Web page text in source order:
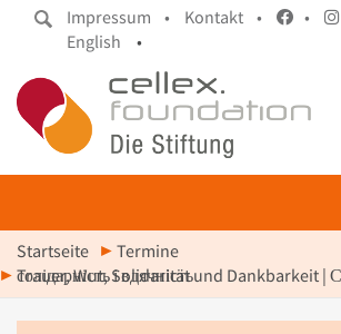
Impressum • Kontakt • •
English
•
Startseite
Termine
Trauer, Wut, Solidarität und Dankbarkeit | Сум, гнів, солідарність і вдячність